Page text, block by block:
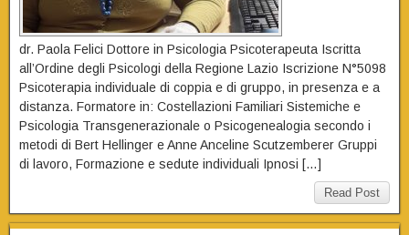
dr. Paola Felici Dottore in Psicologia Psicoterapeuta Iscritta
all’Ordine degli Psicologi della Regione Lazio Iscrizione N°5098
Psicoterapia individuale di coppia e di gruppo, in presenza e a
distanza. Formatore in: Costellazioni Familiari Sistemiche e
Psicologia Transgenerazionale o Psicogenealogia secondo i
metodi di Bert Hellinger e Anne Anceline Scutzemberer Gruppi
di lavoro, Formazione e sedute individuali Ipnosi […]
Read Post